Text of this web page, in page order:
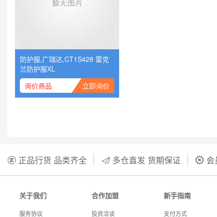
防护服,广瑞达,CT1S428 雷克
兰防护服XL
询价商品
立即询价
 正品行货 品类齐全  多仓直发 货期保证 
关于我们
服务协议
合作加盟
投资洽谈
新手指南
支付方式